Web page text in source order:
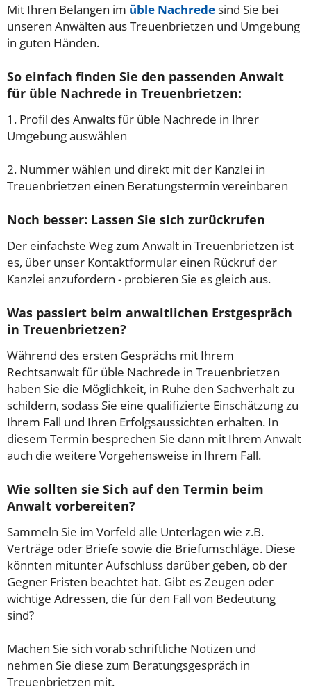
Mit Ihren Belangen im üble Nachredesind Sie bei
unseren Anwälten aus Treuenbrietzen und Umgebung
in guten Händen.
So einfach finden Sie den passenden Anwalt
für üble Nachrede in Treuenbrietzen:
1. Profil des Anwalts für üble Nachrede in Ihrer
Umgebung auswählen
2. Nummer wählen und direkt mit der Kanzlei in
Treuenbrietzen einen Beratungstermin vereinbaren
Noch besser: Lassen Sie sich zurückrufen
Der einfachste Weg zum Anwalt in Treuenbrietzen ist
es, über unser Kontaktformular einen Rückruf der
Kanzlei anzufordern - probieren Sie es gleich aus.
Was passiert beim anwaltlichen Erstgespräch
in Treuenbrietzen?
Während des ersten Gesprächs mit Ihrem
Rechtsanwalt für üble Nachrede in Treuenbrietzen
haben Sie die Möglichkeit, in Ruhe den Sachverhalt zu
schildern, sodass Sie eine qualifizierte Einschätzung zu
Ihrem Fall und Ihren Erfolgsaussichten erhalten. In
diesem Termin besprechen Sie dann mit Ihrem Anwalt
auch die weitere Vorgehensweise in Ihrem Fall.
Wie sollten sie Sich auf den Termin beim
Anwalt vorbereiten?
Sammeln Sie im Vorfeld alle Unterlagen wie z.B.
Verträge oder Briefe sowie die Briefumschläge. Diese
könnten mitunter Aufschluss darüber geben, ob der
Gegner Fristen beachtet hat. Gibt es Zeugen oder
wichtige Adressen, die für den Fall von Bedeutung
sind?
Machen Sie sich vorab schriftliche Notizen und
nehmen Sie diese zum Beratungsgespräch in
Treuenbrietzen mit.